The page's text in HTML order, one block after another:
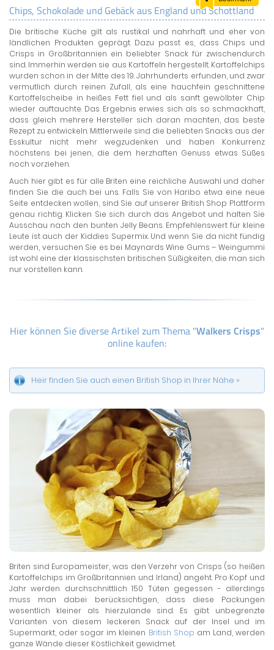
LAND & LEUTE
LERNCENTER
ENGLISCH
ENGLAND ZUHAUSE
BRITISH SHOP
Chips, Schokolade und Gebäck aus England und Schottland
Die britische Küche gilt als rustikal und nahrhaft und eher von
ländlichen Produkten geprägt. Dazu passt es, dass Chips und
Crisps in Großbritannien ein beliebter Snack für zwischendurch
sind. Immerhin werden sie aus Kartoffeln hergestellt. Kartoffelchips
wurden schon in der Mitte des 19. Jahrhunderts erfunden, und zwar
vermutlich durch reinen Zufall, als eine hauchfein geschnittene
Kartoffelscheibe in heißes Fett fiel und als sanft gewölbter Chip
wieder auftauchte. Das Ergebnis erwies sich als so schmackhaft,
dass gleich mehrere Hersteller sich daran machten, das beste
Rezept zu entwickeln. Mittlerweile sind die beliebten Snacks aus der
Esskultur nicht mehr wegzudenken und haben Konkurrenz
höchstens bei jenen, die dem herzhaften Genuss etwas Süßes
noch vorziehen.
Auch hier gibt es für alle Briten eine reichliche Auswahl und daher
finden Sie die auch bei uns. Falls Sie von Haribo etwa eine neue
Seite entdecken wollen, sind Sie auf unserer British Shop Plattform
genau richtig. Klicken Sie sich durch das Angebot und halten Sie
Ausschau nach den bunten Jelly Beans. Empfehlenswert für kleine
Leute ist auch der Kiddies Supermix. Und wenn Sie da nicht fündig
werden, versuchen Sie es bei Maynards Wine Gums – Weingummi
ist wohl eine der klassischsten britischen Süßigkeiten, die man sich
nur vorstellen kann.
Hier können Sie diverse Artikel zum Thema "Walkers Crisps"
online kaufen:
Heir finden Sie auch einen British Shop in Ihrer Nähe »
Briten sind Europameister, was den Verzehr von Crisps (so heißen
Kartoffelchips im Großbritannien und Irland) angeht. Pro Kopf und
Jahr werden durchschnittlich 150 Tüten gegessen - allerdings
muss man dabei berücksichtigen, dass diese Packungen
wesentlich kleiner als hierzulande sind. Es gibt unbegrenzte
Varianten von diesem leckeren Snack auf der Insel und im
Supermarkt, oder sogar im kleinen British Shop am Land, werden
ganze Wände dieser Köstlichkeit gewidmet.